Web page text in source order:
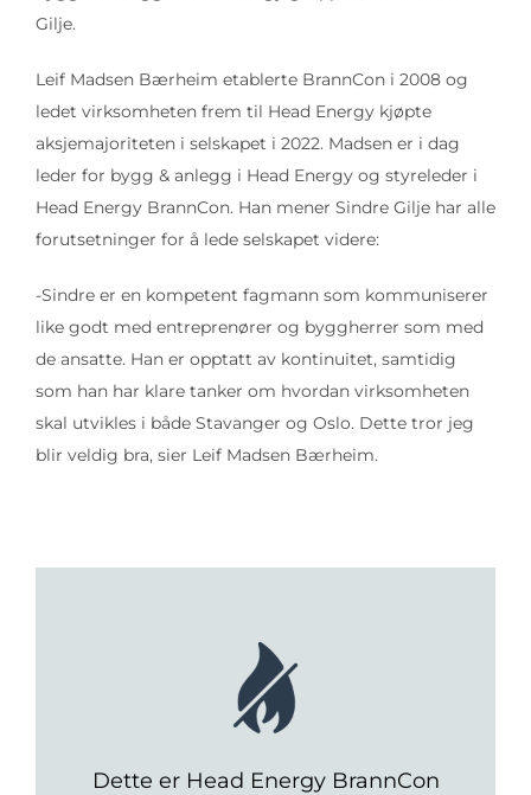
Gilje.
Leif Madsen Bærheim etablerte BrannCon i 2008 og
ledet virksomheten frem til Head Energy kjøpte
aksjemajoriteten i selskapet i 2022. Madsen er i dag
leder for bygg & anlegg i Head Energy og styreleder i
Head Energy BrannCon. Han mener Sindre Gilje har alle
forutsetninger for å lede selskapet videre:
-Sindre er en kompetent fagmann som kommuniserer
like godt med entreprenører og byggherrer som med
de ansatte. Han er opptatt av kontinuitet, samtidig
som han har klare tanker om hvordan virksomheten
skal utvikles i både Stavanger og Oslo. Dette tror jeg
blir veldig bra, sier Leif Madsen Bærheim.
Dette er Head Energy BrannCon